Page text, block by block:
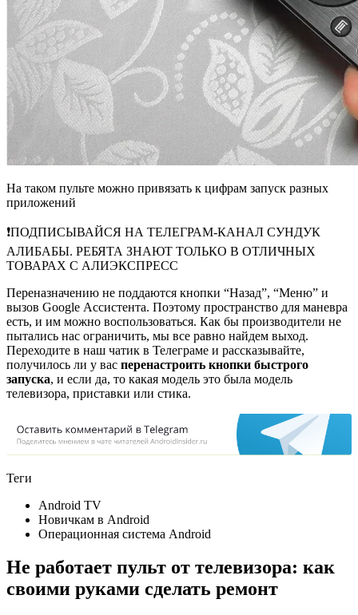
На таком пульте можно привязать к цифрам запуск разных
приложений
❗️ПОДПИСЫВАЙСЯ НА ТЕЛЕГРАМ-КАНАЛ СУНДУК
АЛИБАБЫ. РЕБЯТА ЗНАЮТ ТОЛЬКО В ОТЛИЧНЫХ
ТОВАРАХ С АЛИЭКСПРЕСС
Переназначению не поддаются кнопки “Назад”, “Меню” и
вызов Google Ассистента. Поэтому пространство для маневра
есть, и им можно воспользоваться. Как бы производители не
пытались нас ограничить, мы все равно найдем выход.
Переходите в наш чатик в Телеграме и рассказывайте,
получилось ли у вас перенастроить кнопки быстрого
запуска, и если да, то какая модель это была модель
телевизора, приставки или стика.
Теги
Android TV
Новичкам в Android
Операционная система Android
Не работает пульт от телевизора: как
своими руками сделать ремонт